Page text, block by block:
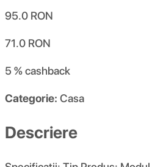
95.0 RON
71.0 RON
5 %cashback
Categorie: Casa
Descriere